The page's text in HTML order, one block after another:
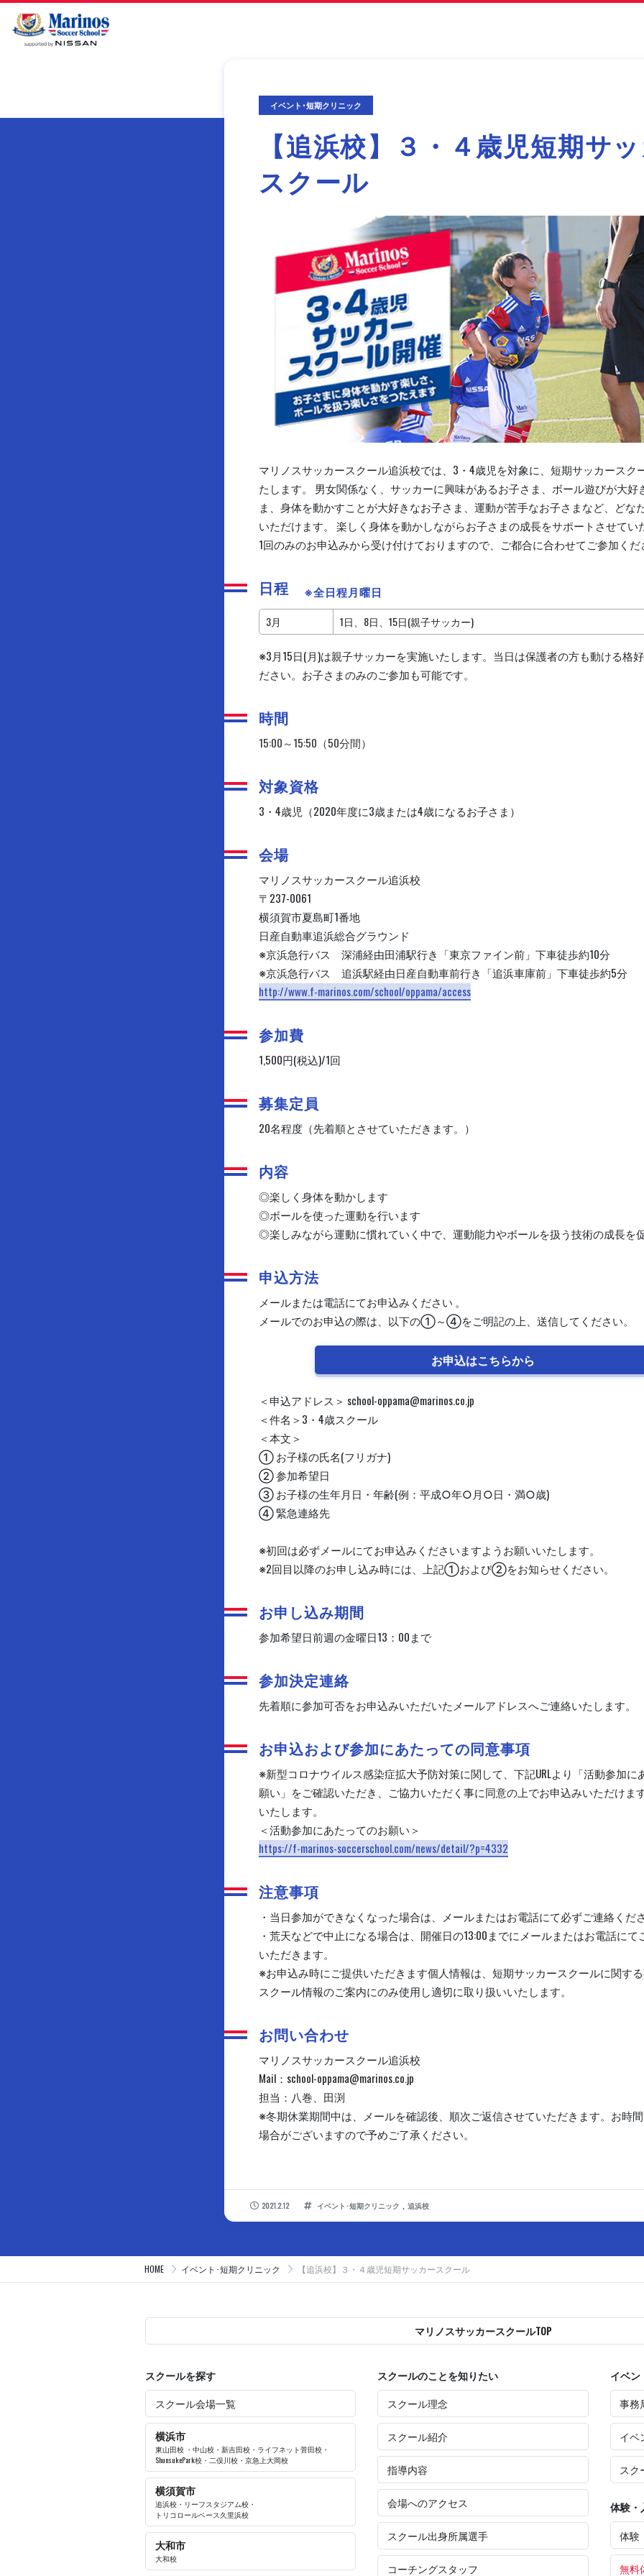
イベント･短期クリニック
【追浜校】３・４歳児短期サ
スクール
マリノスサッカースクール追浜校では、3・4歳児を対象に、短期サッカースク
たします。 男女関係なく、サッカーに興味があるお子さま、ボール遊びが大好
ま、身体を動かすことが大好きなお子さま、運動が苦手なお子さまなど、どな
いただけます。 楽しく身体を動かしながらお子さまの成長をサポートさせてい
1回のみのお申込みから受け付けておりますので、ご都合に合わせてご参加くだ
日程 ※全日程月曜日
3月 1日、8日、15日(親子サッカー)
※3月15日(月)は親子サッカーを実施いたします。当日は保護者の方も動ける格
ださい。お子さまのみのご参加も可能です。
時間
15:00～15:50（50分間）
対象資格
3・4歳児（2020年度に3歳または4歳になるお子さま）
会場
マリノスサッカースクール追浜校
〒237-0061
横須賀市夏島町1番地
日産自動車追浜総合グラウンド
※京浜急行バス 深浦経由田浦駅行き「東京ファイン前」下車徒歩約10分
※京浜急行バス 追浜駅経由日産自動車前行き「追浜車庫前」下車徒歩約5分
http://www.f-marinos.com/school/oppama/access
参加費
1,500円(税込)/1回
募集定員
20名程度（先着順とさせていただきます。）
内容
◎楽しく身体を動かします
◎ボールを使った運動を行います
◎楽しみながら運動に慣れていく中で、運動能力やボールを扱う技術の成長を促
申込方法
メールまたは電話にてお申込みください 。
メールでのお申込の際は、以下の①～④をご明記の上、送信してください。
お申込はこちらから
＜申込アドレス＞ school-oppama@marinos.co.jp
＜件名＞3・4歳スクール
＜本文＞
① お子様の氏名(フリガナ)
② 参加希望日
③ お子様の生年月日・年齢(例：平成○年○月○日・満○歳)
④ 緊急連絡先
※初回は必ずメールにてお申込みくださいますようお願いいたします。
※2回目以降のお申し込み時には、上記①および②をお知らせください。
お申し込み期間
参加希望日前週の金曜日13：00まで
参加決定連絡
先着順に参加可否をお申込みいただいたメールアドレスへご連絡いたします。
お申込および参加にあたっての同意事項
※新型コロナウイルス感染症拡大予防対策に関して、下記URLより「活動参加に
願い」をご確認いただき、ご協力いただく事に同意の上でお申込みいただけま
いたします。
＜活動参加にあたってのお願い＞
https://f-marinos-soccerschool.com/news/detail/?p=4332
注意事項
・当日参加ができなくなった場合は、メールまたはお電話にて必ずご連絡くださ
・荒天などで中止になる場合は、開催日の13:00までにメールまたはお電話にて
いただきます。
※お申込み時にご提供いただきます個人情報は、短期サッカースクールに関す
スクール情報のご案内にのみ使用し適切に取り扱いいたします。
お問い合わせ
マリノスサッカースクール追浜校
Mail：school-oppama@marinos.co.jp
担当：八巻、田渕
※冬期休業期間中は、メールを確認後、順次ご返信させていただきます。お時
場合がございますので予めご了承ください。
2021.2.12 イベント･短期クリニック 追浜校
HOME イベント･短期クリニック 【追浜校】３・４歳児短期サッカースクール
マリノスサッカースクールTOP
スクールを探す
スクール会場一覧
横浜市
東山田校・ 中山校・ 新吉田校・ ライフネット菅田校・
ShunsukePark校・ 二俣川校・ 京急上大岡校
横須賀市
追浜校・ リーフスタジアム校・
トリコロールベース久里浜校
大和市
大和校
スクールのことを知りたい
スクール理念
スクール紹介
指導内容
会場へのアクセス
スクール出身所属選手
コーチングスタッフ
イベン
事務
イベ
スク
体験・
体験
無料